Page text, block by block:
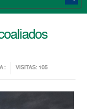
: VISITAS: 105